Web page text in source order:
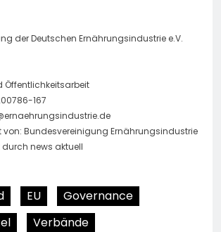
der Deutschen Ernährungsindustrie e.V.
Öffentlichkeitsarbeit
167
Bundesvereinigung Ernährungsindustrie
durch news aktuell
EU
Governance
Verbände